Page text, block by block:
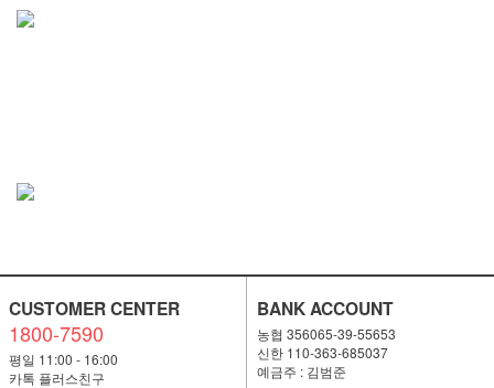
CUSTOMER CENTER
1800-7590
평일 11:00 - 16:00
카톡 플러스친구
BANK ACCOUNT
농협 356065-39-55653
신한 110-363-685037
예금주 : 김범준